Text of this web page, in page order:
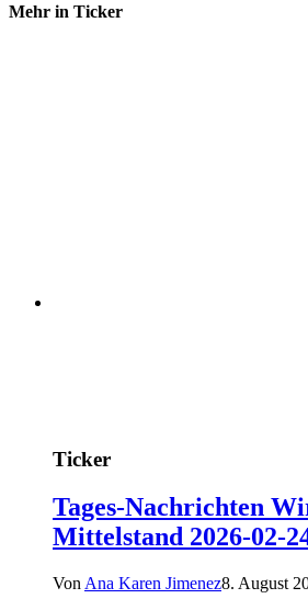
Mehr in Ticker
Ticker
Tages-Nachrichten
Mittelstand 2026-02-
Von Ana Karen Jimenez8. August